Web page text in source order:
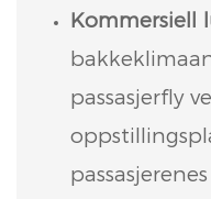
Kommersiell
passasjerfly